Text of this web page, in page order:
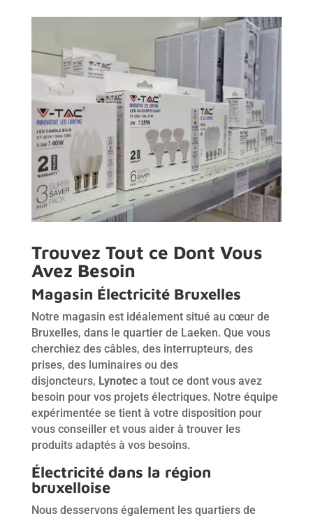
Trouvez Tout ce Dont Vous
Avez Besoin
Magasin Électricité Bruxelles
Notre magasin est idéalement situé au cœur de
Bruxelles, dans le quartier de Laeken. Que vous
cherchiez des câbles, des interrupteurs, des
prises, des luminaires ou des
disjoncteurs, Lynotec a tout ce dont vous avez
besoin pour vos projets électriques. Notre équipe
expérimentée se tient à votre disposition pour
vous conseiller et vous aider à trouver les
produits adaptés à vos besoins.
Électricité dans la région
bruxelloise
Nous desservons également les quartiers de